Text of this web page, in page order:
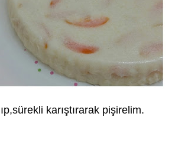
karıştırarak pişirelim.